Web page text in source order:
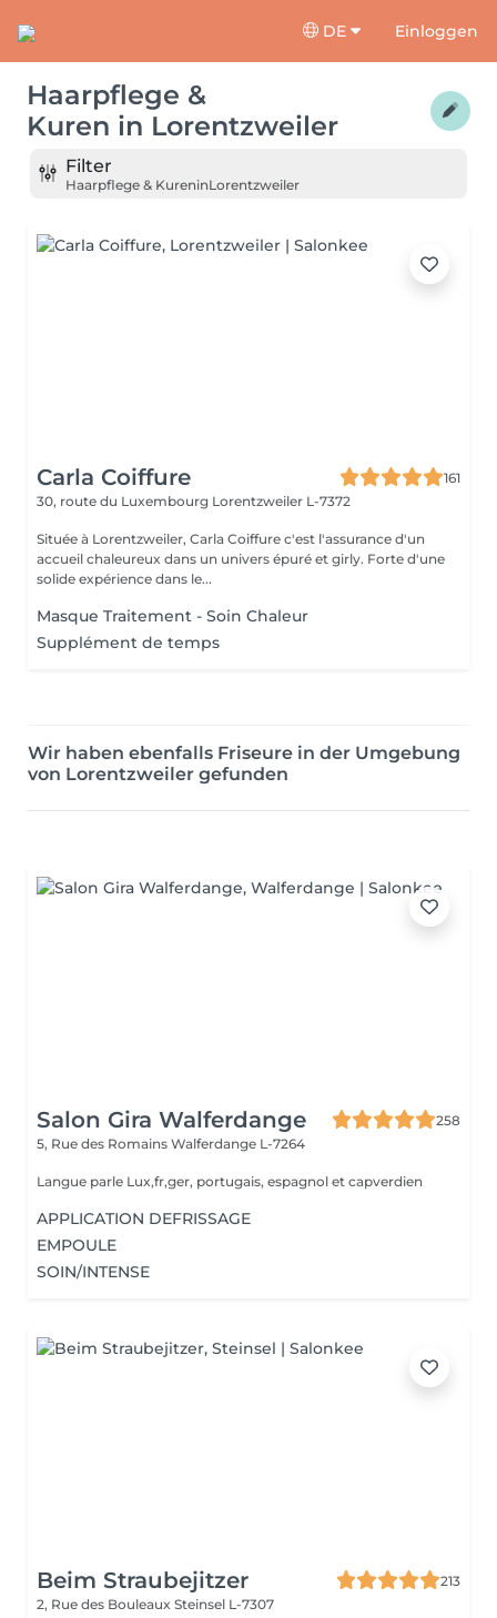
DE Einloggen
Haarpflege &
Kuren in Lorentzweiler
Filter
Haarpflege & KureninLorentzweiler
Carla Coiffure
161
30, route du Luxembourg Lorentzweiler L-7372
Située à Lorentzweiler, Carla Coiffure c'est l'assurance d'un
accueil chaleureux dans un univers épuré et girly. Forte d'une
solide expérience dans le...
Masque Traitement - Soin Chaleur
Supplément de temps
Wir haben ebenfalls Friseure in der Umgebung
von Lorentzweiler gefunden
Salon Gira Walferdange
258
5, Rue des Romains Walferdange L-7264
Langue parle Lux,fr,ger, portugais, espagnol et capverdien
APPLICATION DEFRISSAGE
EMPOULE
SOIN/INTENSE
Beim Straubejitzer
213
2, Rue des Bouleaux Steinsel L-7307